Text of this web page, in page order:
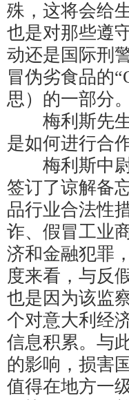
殊，这将会给
也是对那些遵
动还是国际刑
冒伪劣食品的
思）的一部分。
梅利斯先生
是如何进行合
梅利斯中尉
签订了谅解备
品行业合法性
诈、假冒工业
济和金融犯罪
度来看，与反
也是因为该监
个对意大利经
信息积累。与
的影响，损害
值得在地方一